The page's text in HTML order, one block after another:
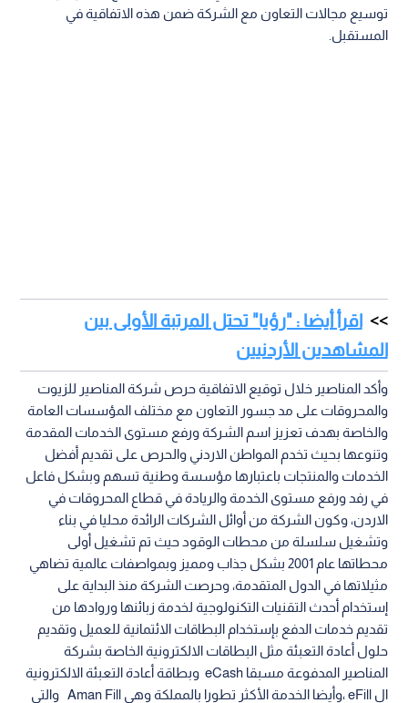
توسيع مجالات التعاون مع الشركة ضمن هذه الاتفاقية في
المستقبل.
اقرأ أيضا : "رؤيا" تحتل المرتبة الأولى بين
المشاهدين الأردنيين
وأكد المناصير خلال توقيع الاتفاقية حرص شركة المناصير للزيوت
والمحروقات على مد جسور التعاون مع مختلف المؤسسات العامة
والخاصة بهدف تعزيز اسم الشركة ورفع مستوى الخدمات المقدمة
وتنوعها بحيث تخدم المواطن الاردني والحرص على تقديم أفضل
الخدمات والمنتجات باعتبارها مؤسسة وطنية تسهم وبشكل فاعل
في رفد ورفع مستوى الخدمة والريادة في قطاع المحروقات في
الاردن، وكون الشركة من أوائل الشركات الرائدة محليا في بناء
وتشغيل سلسلة من محطات الوقود حيث تم تشغيل أولى
محطاتها عام 2001 بشكل جذاب ومميز وبمواصفات عالمية تضاهي
مثيلاتها في الدول المتقدمة، وحرصت الشركة منذ البداية على
إستخدام أحدث التقنيات التكنولوجية لخدمة زبائنها وروادها من
تقديم خدمات الدفع بإستخدام البطاقات الائتمانية للعميل وتقديم
حلول أعادة التعبئة مثل البطاقات الالكترونية الخاصة بشركة
المناصير المدفوعة مسبقا eCash وبطاقة أعادة التعبئة الالكترونية
ال eFill ،وأيضا الخدمة الأكثر تطورا بالمملكة وهي Aman Fill والتي